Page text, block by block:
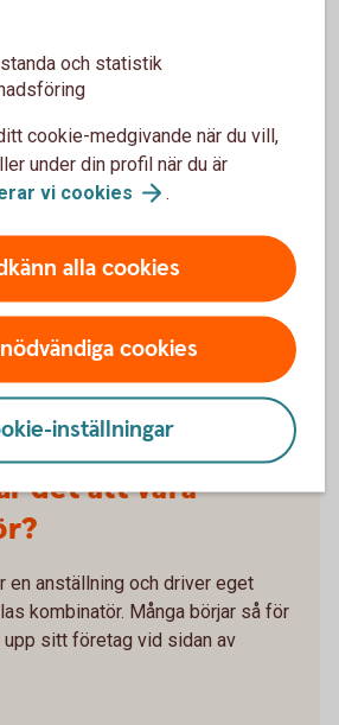
godkänna att du
rätt att gå ner i arbetstid för
ofta som en bisyssla och kan
arbetsgivaren
en intressekonflikt
det att vara
en anställning och driver eget
kombinatör. Många börjar så för
sitt företag vid sidan av
och statistik
cookie-medgivande när du vill,
under din profil när du är
vi cookies .
alla cookies
cookies
inställningar